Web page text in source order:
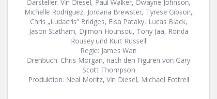
Darsteller: Vin Diesel, Paul Walker, Dwayne Johnson,
Michelle Rodriguez, Jordana Brewster, Tyrese Gibson,
Chris „Ludacris“ Bridges, Elsa Pataky, Lucas Black,
Jason Statham, Djimon Hounsou, Tony Jaa, Ronda
Rousey und Kurt Russell
Regie: James Wan
Drehbuch: Chris Morgan, nach den Figuren von Gary
Scott Thompson
Produktion: Neal Moritz, Vin Diesel, Michael Fottrell